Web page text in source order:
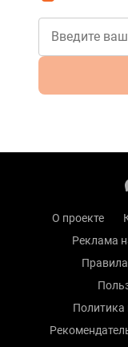
О проекте
Реклама
Политика